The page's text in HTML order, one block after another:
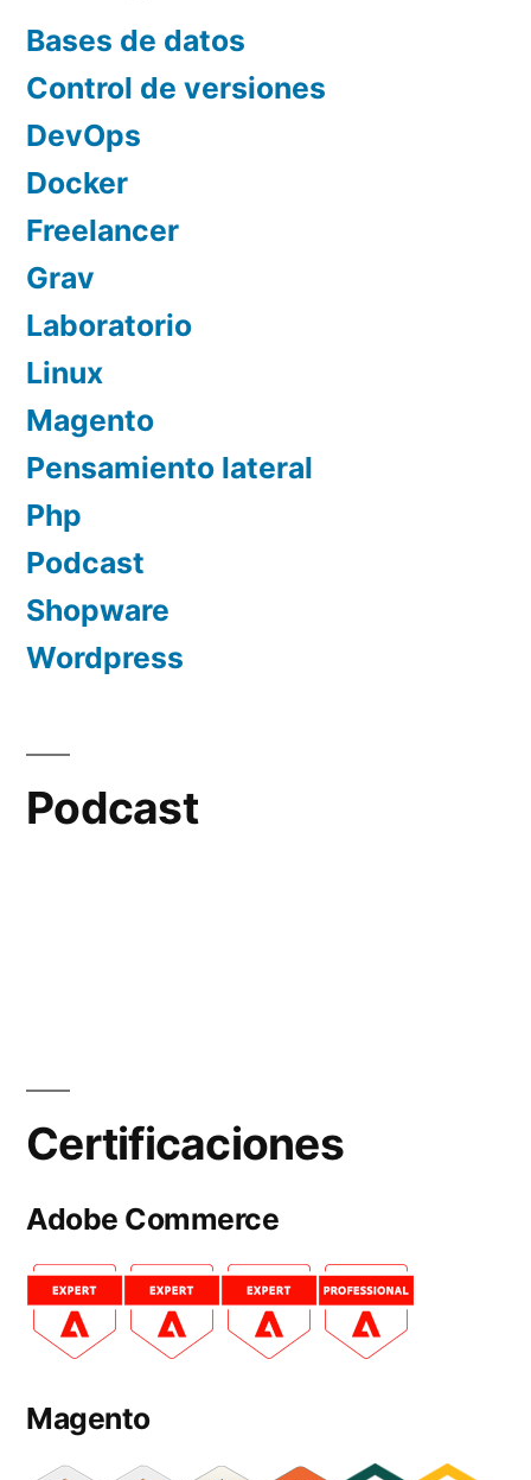
Bases de datos
Control de versiones
DevOps
Docker
Freelancer
Grav
Laboratorio
Linux
Magento
Pensamiento lateral
Php
Podcast
Shopware
Wordpress
Podcast
Certificaciones
Adobe Commerce
Magento